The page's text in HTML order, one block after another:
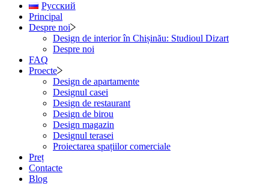
Русский
Principal
Despre noi
Design de interior în Chișinău: Studioul Dizart
Despre noi
FAQ
Proecte
Design de apartamente
Designul casei
Design de restaurant
Design de birou
Design magazin
Designul terasei
Proiectarea spațiilor comerciale
Preț
Contacte
Blog